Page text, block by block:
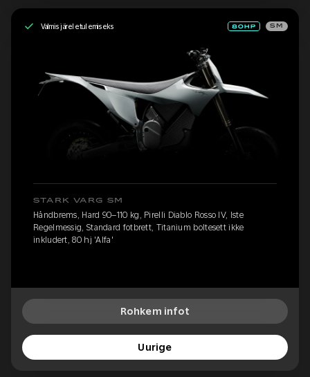
Valmis järeletulemiseks SM
STARK VARG SM
Håndbrems, Hard 90–110 kg, Pirelli Diablo Rosso IV, Iste
Regelmessig, Standard fotbrett, Titanium boltesett ikke
inkludert, 80 hj 'Alfa'
Rohkem infot
Uurige